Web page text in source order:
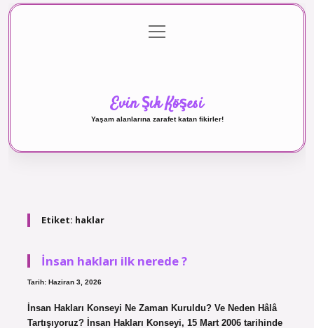
Gizlilik Politikası
menüyü
aç
Evin Şık Köşesi
Yaşam alanlarına zarafet katan fikirler!
Etiket: haklar
İnsan hakları ilk nerede ?
Tarih: Haziran 3, 2026
İnsan Hakları Konseyi Ne Zaman Kuruldu? Ve Neden Hâlâ
Tartışıyoruz? İnsan Hakları Konseyi, 15 Mart 2006 tarihinde